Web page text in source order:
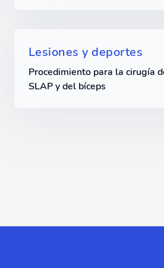
Lesiones y deportes
Procedimiento para la cirugía
SLAP y del bíceps